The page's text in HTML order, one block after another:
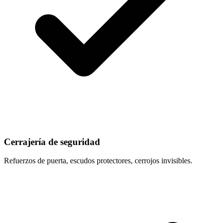
Cerrajería de seguridad
Refuerzos de puerta, escudos protectores, cerrojos invisibles.